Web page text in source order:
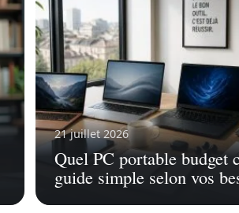
21 juillet 2026
Quel PC portable budget
guide simple selon vos